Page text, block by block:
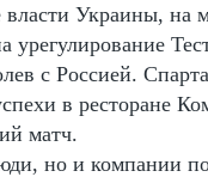
Украины, на
урегулирование
с Россией.
в ресторане
матч.
но и компании